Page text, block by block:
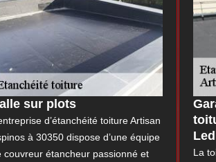
sur plots
d’étanchéité toiture Artisan
à 30350 dispose d’une équipe
couvreur étancheur passionné et
La